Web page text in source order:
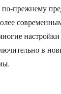
по-прежнему
в